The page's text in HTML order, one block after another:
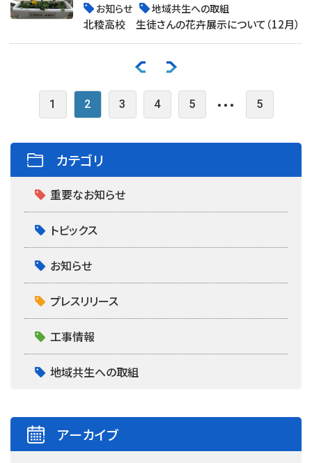
お知らせ 地域共生への取組
北稜高校 生徒さんの花卉展示について（12月）
1 2 3 4 5 ・・・ 5
カテゴリ
重要なお知らせ
トピックス
お知らせ
プレスリリース
工事情報
地域共生への取組
アーカイブ